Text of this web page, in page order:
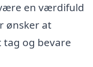
en værdifuld
ønsker at
og bevare